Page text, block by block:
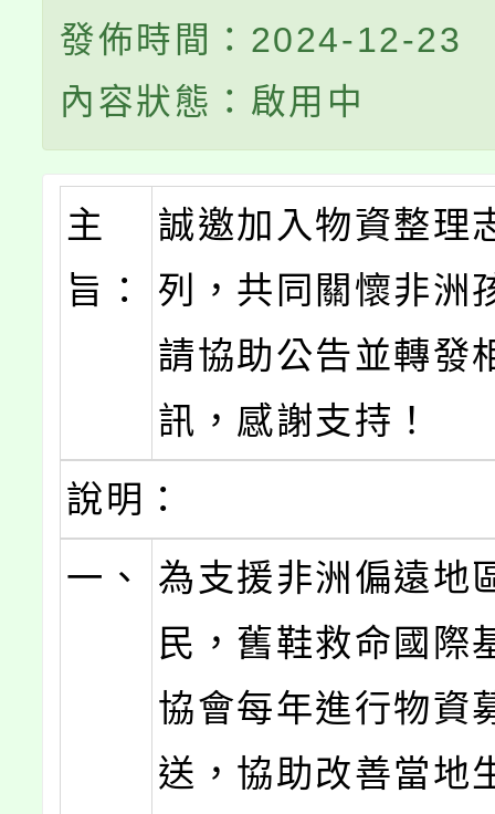
發佈時間：2024-12-23
內容狀態：啟用中
主
旨：
誠邀加入物資整理
列，共同關懷非洲
請協助公告並轉發
訊，感謝支持！
說明：
一、
為支援非洲偏遠地
民，舊鞋救命國際
協會每年進行物資
送，協助改善當地